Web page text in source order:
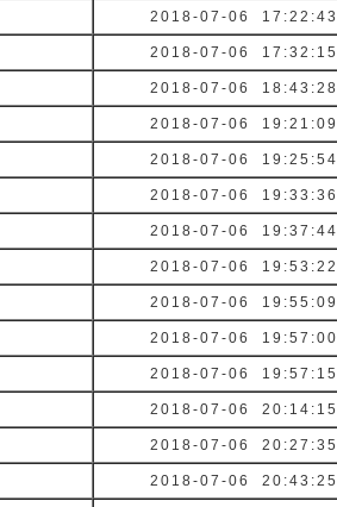
2018-07-06 17:22:43
2018-07-06 17:32:15
2018-07-06 18:43:28
2018-07-06 19:21:09
2018-07-06 19:25:54
2018-07-06 19:33:36
2018-07-06 19:37:44
2018-07-06 19:53:22
2018-07-06 19:55:09
2018-07-06 19:57:00
2018-07-06 19:57:15
2018-07-06 20:14:15
2018-07-06 20:27:35
2018-07-06 20:43:25